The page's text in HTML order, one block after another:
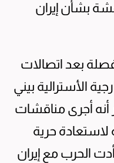
بشأن إيران
بعد اتصالات
الأسترالية ‌بيني
أنه أجرى مناقشات
‌لاستعادة ​حرية
الحرب ‌مع إيران